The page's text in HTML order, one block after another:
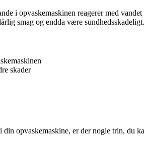
i opvaskemaskinen reagerer med
smag og endda være sundhedsskadeligt.
skader
opvaskemaskine, er der nogle trin, du